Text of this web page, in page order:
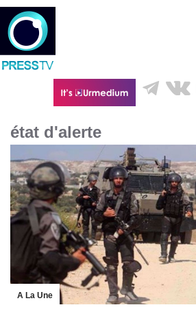
état d'alerte
A La Une